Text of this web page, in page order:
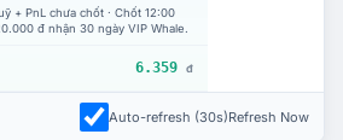
+ PnL chưa chốt · Chốt 12:00
đ nhận 30 ngày VIP Whale.
6.359 đ
Auto-refresh (30s)Refresh Now